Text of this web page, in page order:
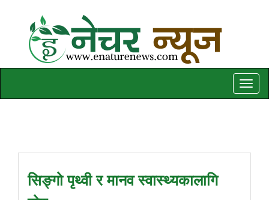
Toggle
सिङ्गो पृथ्वी र मानव स्वास्थ्यकालागि